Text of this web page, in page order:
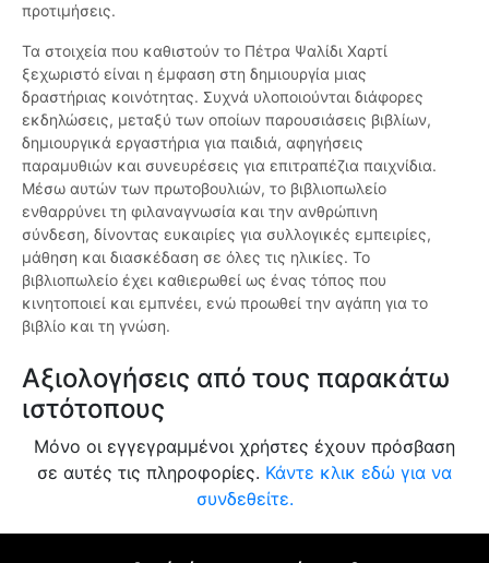
προτιμήσεις.
Τα στοιχεία που καθιστούν το Πέτρα Ψαλίδι Χαρτί
ξεχωριστό είναι η έμφαση στη δημιουργία μιας
δραστήριας κοινότητας. Συχνά υλοποιούνται διάφορες
εκδηλώσεις, μεταξύ των οποίων παρουσιάσεις βιβλίων,
δημιουργικά εργαστήρια για παιδιά, αφηγήσεις
παραμυθιών και συνευρέσεις για επιτραπέζια παιχνίδια.
Μέσω αυτών των πρωτοβουλιών, το βιβλιοπωλείο
ενθαρρύνει τη φιλαναγνωσία και την ανθρώπινη
σύνδεση, δίνοντας ευκαιρίες για συλλογικές εμπειρίες,
μάθηση και διασκέδαση σε όλες τις ηλικίες. Το
βιβλιοπωλείο έχει καθιερωθεί ως ένας τόπος που
κινητοποιεί και εμπνέει, ενώ προωθεί την αγάπη για το
βιβλίο και τη γνώση.
Αξιολογήσεις από τους παρακάτω
ιστότοπους
Μόνο οι εγγεγραμμένοι χρήστες έχουν πρόσβαση
σε αυτές τις πληροφορίες. Κάντε κλικ εδώ για να
συνδεθείτε.